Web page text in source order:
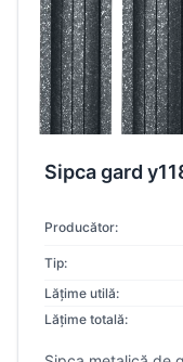
Sipca gard
Producător:
Tip:
Lățime utilă:
Lățime totală: